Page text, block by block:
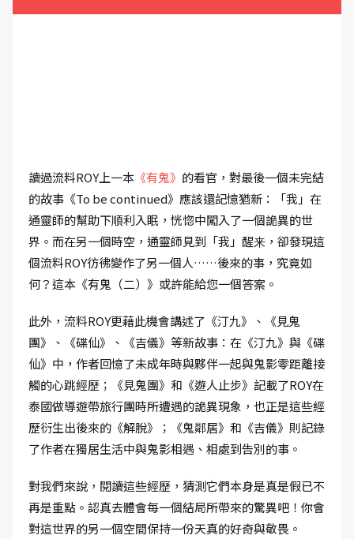
讀過流料ROY上一本 《有鬼》 的看官，對最後一個未完結
的故事《To be continued》應該還記憶猶新：「我」在
通靈師的幫助下順利入眠，恍惚中闖入了一個詭異的世
界。而在另一個時空，通靈師見到「我」醒来，卻發現這
個流料ROY彷彿變作了另一個人……後來的事，究竟如
何？這本《有鬼（二）》或許能給您一個答案。
此外，流料ROY更藉此機會講述了《汀九》、《見鬼
團》、《碟仙》、《吉儀》等新故事：在《汀九》與《碟
仙》中，作者回憶了未成年時與夥伴一起與鬼影零距離接
觸的心跳經歷；《見鬼團》和《遊人止步》記載了ROY在
泰國做導遊帶旅行團時所遭遇的詭異現象，也正是這些經
歷衍生出後來的《解脫》；《鬼鄰居》和《吉儀》則記錄
了作者在獨居生活中與鬼影相遇、相處到告別的事。
對我們來說，閱讀這些經歷，猜測它們本身是真是假已不
再是重點。認真去體會每一個結局所帶來的驚異吧！你會
對這世界的另一個空間保持一份天真的好奇與敬畏。